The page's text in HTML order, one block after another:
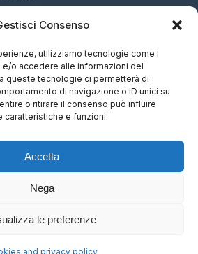
Consenso
utilizziamo tecnologie come i
o accedere alle informazioni del
queste tecnologie ci permetterà di
di navigazione o ID unici su
o ritirare il consenso può influire
caratteristiche e funzioni.
Accetta
Nega
le preferenze
and privacy policy
Arbitration in Italy Ltd.
Kingdom
5695 (IT) - 2732-5687 (EN)
Aggiornamento continuo